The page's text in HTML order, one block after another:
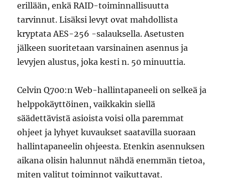
erillään, enkä RAID-toiminnallisuutta
tarvinnut. Lisäksi levyt ovat mahdollista
kryptata AES-256 -salauksella. Asetusten
jälkeen suoritetaan varsinainen asennus ja
levyjen alustus, joka kesti n. 50 minuuttia.
Celvin Q700:n Web-hallintapaneeli on selkeä ja
helppokäyttöinen, vaikkakin siellä
säädettävistä asioista voisi olla paremmat
ohjeet ja lyhyet kuvaukset saatavilla suoraan
hallintapaneelin ohjeesta. Etenkin asennuksen
aikana olisin halunnut nähdä enemmän tietoa,
miten valitut toiminnot vaikuttavat.